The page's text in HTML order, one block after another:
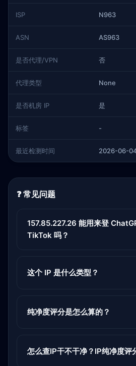
ISP N963
ASN AS963
是否代理/VPN 否
代理类型 None
是否机房 IP 是
标签 -
最近检测时间 2026-06-
❓ 常见问题
157.85.227.26 能用来登
TikTok 吗？
这个 IP 是什么类型？
纯净度评分是怎么算的？
怎么查IP干不干净？IP纯净度评